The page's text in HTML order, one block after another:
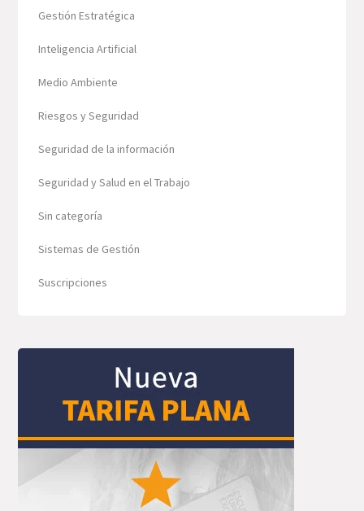
Gestión Estratégica
Inteligencia Artificial
Medio Ambiente
Riesgos y Seguridad
Seguridad de la información
Seguridad y Salud en el Trabajo
Sin categoría
Sistemas de Gestión
Suscripciones